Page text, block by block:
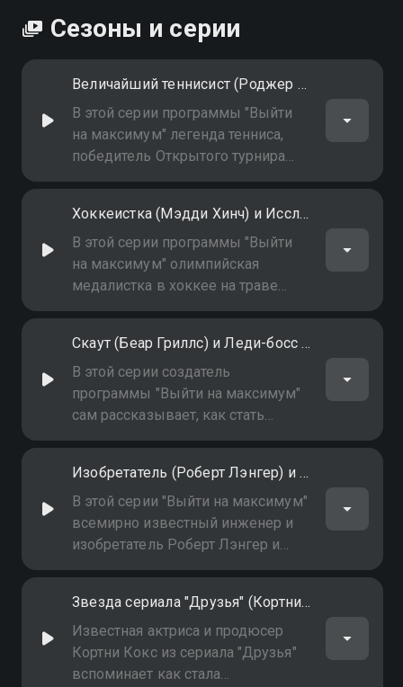
Сезоны и серии
Величайший теннисист (Роджер Федерер) и Гонщица (Даника Патрик)
В этой серии программы "Выйти
на максимум" легенда тенниса,
победитель Открытого турнира
Франции, турниров Большого
успешная гонщица
Индианнаполиса-500 Даника
Патрик рассказывают, как стать
лучшими спортсменами в мире
Хоккеистка (Мэдди Хинч) и Исследователь (Ранульф Файнс)
В этой серии программы "Выйти
на максимум" олимпийская
медалистка в хоккее на траве
Мэдди Хинч, получившая звание
известный на весь мир
исследователь Ранульф Файнс
рассказывают, как ставить
рекорды
Скаут (Беар Гриллс) и Леди-босс (Урсула Бёрнс)
В этой серии создатель
программы "Выйти на максимум"
сам рассказывает, как стать
"самым известным в мире
Урсула Бёрнс вспоминает, как
стала первой в мире
афроамериканкой-президентом
одной из крупнейших компаний
Изобретатель (Роберт Лэнгер) и Бунтарка (Фрэнсис Арнольд)
В этой серии "Выйти на максимум"
всемирно известный инженер и
изобретатель Роберт Лэнгер и
лаурет Нобелевской премии по
рассуждают о своём пути к успеху
в науке
Звезда сериала "Друзья" (Кортни Кокс) и Танцор (Ченнинг Тейтум)
Известная актриса и продюсер
Кортни Кокс из сериала "Друзья"
вспоминает как стала